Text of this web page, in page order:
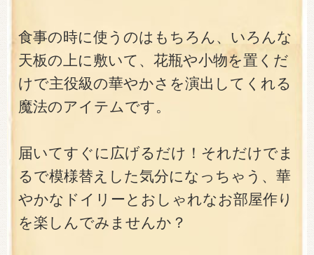
食事の時に使うのはもちろん、いろんな
天板の上に敷いて、花瓶や小物を置くだ
けで主役級の華やかさを演出してくれる
魔法のアイテムです。
届いてすぐに広げるだけ！それだけでま
るで模様替えした気分になっちゃう、華
やかなドイリーとおしゃれなお部屋作り
を楽しんでみませんか？